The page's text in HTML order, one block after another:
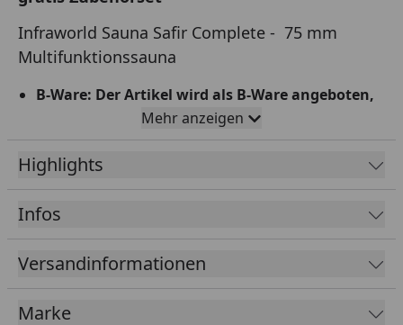
Infraworld Sauna Safir Complete - 75 mm
Multifunktionssauna
B-Ware: Der Artikel wird als B-Ware angeboten,
da die Nut-und Federbretter durch einen
Produktionsfehler nicht angefast wurden. Für
eine reibungslose Montage müssen diese
nachgearbeitet werden, da diese bei der
Montage sonst verkanten und brechen. Der
Sendung liegen hierfür spezielle
Montageanweisungen bei, die Hinweise können
alternativ hier vorab angesehen werden:
Montagehinweise B-Ware
Tipp: Unter folgendem
Mehr anzeigen
Highlights
Infos
Versandinformationen
Marke